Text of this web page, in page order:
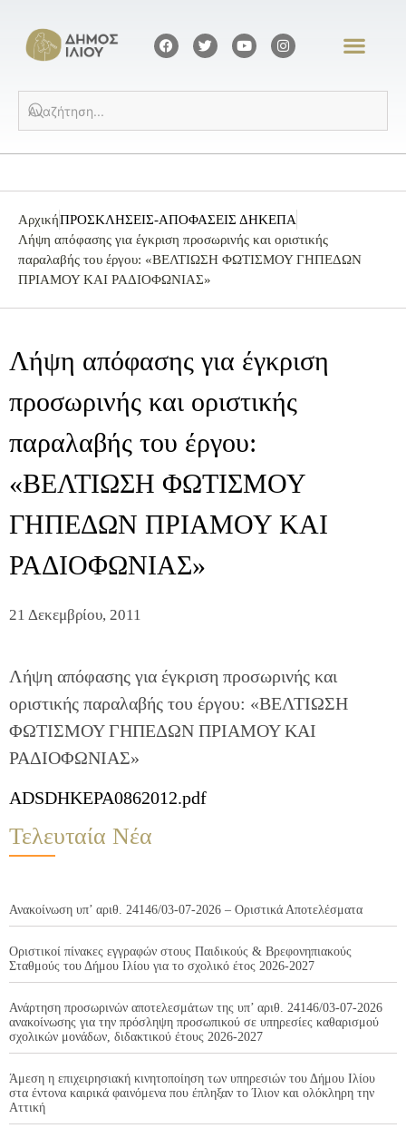
ΑρχικήΠΡΟΣΚΛΗΣΕΙΣ-ΑΠΟΦΑΣΕΙΣ ΔΗΚΕΠΑ
Λήψη απόφασης για έγκριση προσωρινής και οριστικής
παραλαβής του έργου: «ΒΕΛΤΙΩΣΗ ΦΩΤΙΣΜΟΥ ΓΗΠΕΔΩΝ
ΠΡΙΑΜΟΥ ΚΑΙ ΡΑΔΙΟΦΩΝΙΑΣ»
Λήψη απόφασης για έγκριση
προσωρινής και οριστικής
παραλαβής του έργου:
«ΒΕΛΤΙΩΣΗ ΦΩΤΙΣΜΟΥ
ΓΗΠΕΔΩΝ ΠΡΙΑΜΟΥ ΚΑΙ
ΡΑΔΙΟΦΩΝΙΑΣ»
21 Δεκεμβρίου, 2011
Λήψη απόφασης για έγκριση προσωρινής και
οριστικής παραλαβής του έργου: «ΒΕΛΤΙΩΣΗ
ΦΩΤΙΣΜΟΥ ΓΗΠΕΔΩΝ ΠΡΙΑΜΟΥ ΚΑΙ
ΡΑΔΙΟΦΩΝΙΑΣ»
ADSDHKEPA0862012.pdf
Τελευταία Νέα
Ανακοίνωση υπ’ αριθ. 24146/03-07-2026 – Οριστικά Αποτελέσματα
Οριστικοί πίνακες εγγραφών στους Παιδικούς & Βρεφονηπιακούς
Σταθμούς του Δήμου Ιλίου για το σχολικό έτος 2026-2027
Ανάρτηση προσωρινών αποτελεσμάτων της υπ’ αριθ. 24146/03-07-2026
ανακοίνωσης για την πρόσληψη προσωπικού σε υπηρεσίες καθαρισμού
σχολικών μονάδων, διδακτικού έτους 2026-2027
Άμεση η επιχειρησιακή κινητοποίηση των υπηρεσιών του Δήμου Ιλίου
στα έντονα καιρικά φαινόμενα που έπληξαν το Ίλιον και ολόκληρη την
Αττική